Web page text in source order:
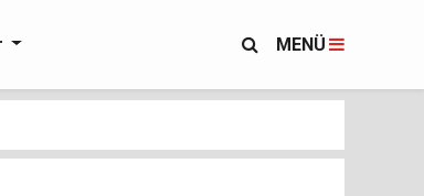
MENÜ